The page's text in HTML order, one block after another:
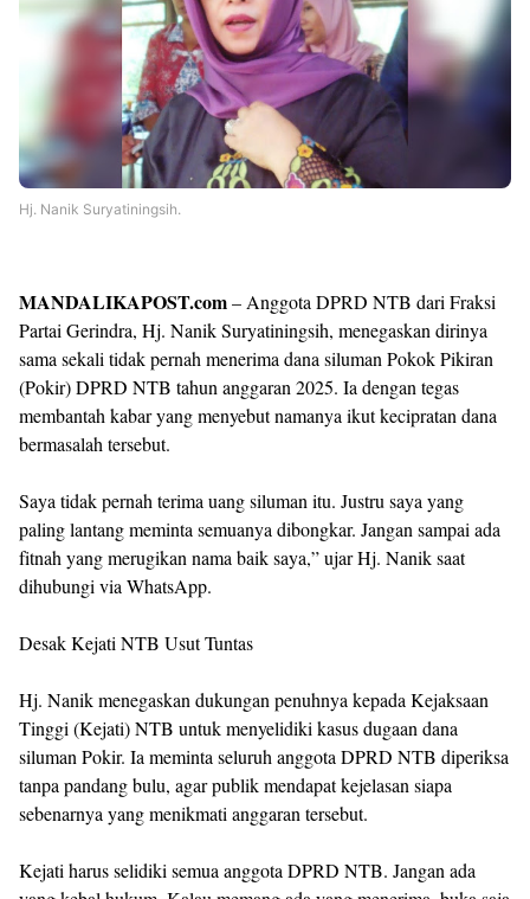
Hj. Nanik Suryatiningsih.
MANDALIKAPOST.com– Anggota DPRD NTB dari Fraksi
Partai Gerindra, Hj. Nanik Suryatiningsih, menegaskan dirinya
sama sekali tidak pernah menerima dana siluman Pokok Pikiran
(Pokir) DPRD NTB tahun anggaran 2025. Ia dengan tegas
membantah kabar yang menyebut namanya ikut kecipratan dana
bermasalah tersebut.
Saya tidak pernah terima uang siluman itu. Justru saya yang
paling lantang meminta semuanya dibongkar. Jangan sampai ada
fitnah yang merugikan nama baik saya,” ujar Hj. Nanik saat
dihubungi via WhatsApp.
Desak Kejati NTB Usut Tuntas
Hj. Nanik menegaskan dukungan penuhnya kepada Kejaksaan
Tinggi (Kejati) NTB untuk menyelidiki kasus dugaan dana
siluman Pokir. Ia meminta seluruh anggota DPRD NTB diperiksa
tanpa pandang bulu, agar publik mendapat kejelasan siapa
sebenarnya yang menikmati anggaran tersebut.
Kejati harus selidiki semua anggota DPRD NTB. Jangan ada